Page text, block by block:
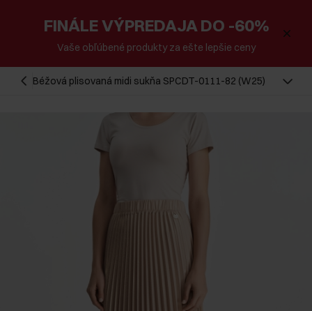
FINÁLE VÝPREDAJA DO -60%
Vaše obľúbené produkty za ešte lepšie ceny
Béžová plisovaná midi sukňa SPCDT-0111-82 (W25)